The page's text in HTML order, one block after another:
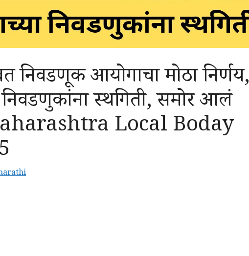
निवडणूक आयोगाचा मोठा निर्णय,
स्थगिती, समोर आलं
Local Boday